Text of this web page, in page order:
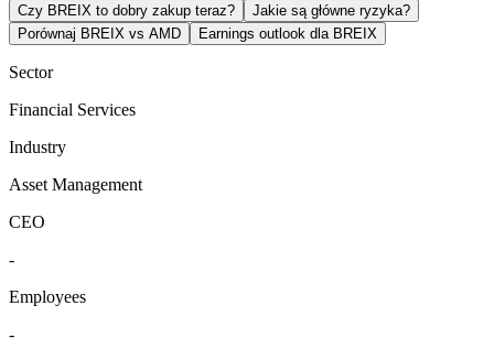
Czy BREIX to dobry zakup teraz?
Jakie są główne ryzyka?
Porównaj BREIX vs AMD
Earnings outlook dla BREIX
Sector
Financial Services
Industry
Asset Management
CEO
-
Employees
-